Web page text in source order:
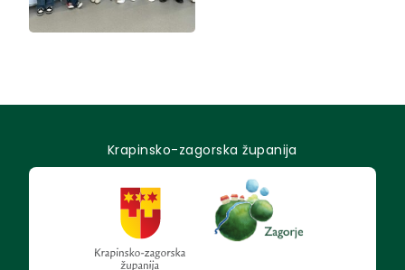
Krapinsko-zagorska županija